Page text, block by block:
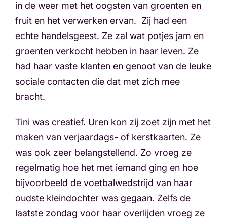
in de weer met het oogsten van groenten en
fruit en het verwerken ervan. Zij had een
echte handelsgeest. Ze zal wat potjes jam en
groenten verkocht hebben in haar leven. Ze
had haar vaste klanten en genoot van de leuke
sociale contacten die dat met zich mee
bracht.
Tini was creatief. Uren kon zij zoet zijn met het
maken van verjaardags- of kerstkaarten. Ze
was ook zeer belangstellend. Zo vroeg ze
regelmatig hoe het met iemand ging en hoe
bijvoorbeeld de voetbalwedstrijd van haar
oudste kleindochter was gegaan. Zelfs de
laatste zondag voor haar overlijden vroeg ze